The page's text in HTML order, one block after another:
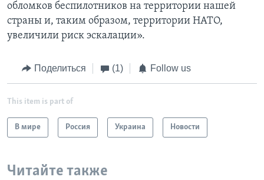
обломков беспилотников на территории нашей
страны и, таким образом, территории НАТО,
увеличили риск эскалации».
Поделиться (1) Follow us
This item is part of
В мире Россия Украина Новости
Читайте также